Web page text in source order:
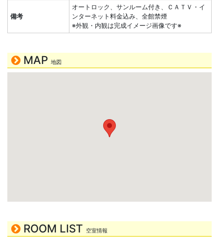
備考
オートロック、サンルーム付き、ＣＡＴＶ・イ
ンターネット料金込み、全館禁煙
※外観・内観は完成イメージ画像です※
MAP地図
ROOM LIST 空室情報